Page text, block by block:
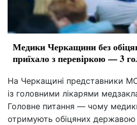
Медики Черкащини без
приїхало з перевіркою — 3
На Черкащині представники
із головними лікарями
Головне питання — чому
отримують обіцяних державою